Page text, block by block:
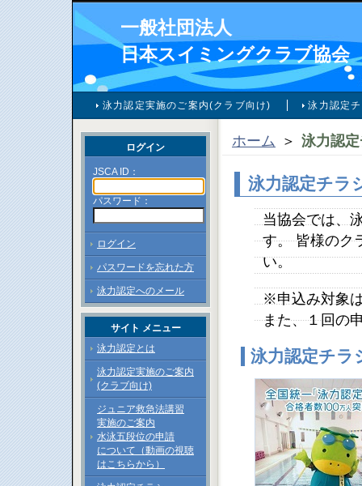
一般社団法人
日本スイミングクラブ協会
泳力認定実施のご案内(クラブ向け) 泳力認定
ホーム ＞ 泳力認
泳力認定チラ
当協会では、
す。 皆様のク
い。
※申込み対象
また、１回の
泳力認定チラ
ログイン
JSCA ID：
パスワード：
ログイン
パスワードを忘れた方
泳力認定へのメール
サイト メニュー
泳力認定とは
泳力認定実施のご案内
(クラブ向け)
ジュニア救急法講習
実施のご案内
水泳五段位の申請
について（動画の視聴
はこちらから）